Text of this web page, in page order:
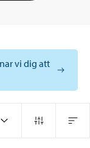
vi dig att